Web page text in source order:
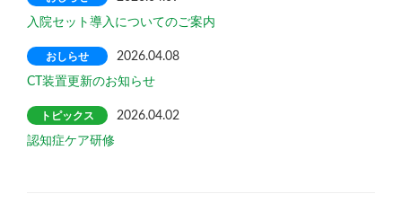
入院セット導入についてのご案内
おしらせ
2026.04.08
CT装置更新のお知らせ
トピックス
2026.04.02
認知症ケア研修